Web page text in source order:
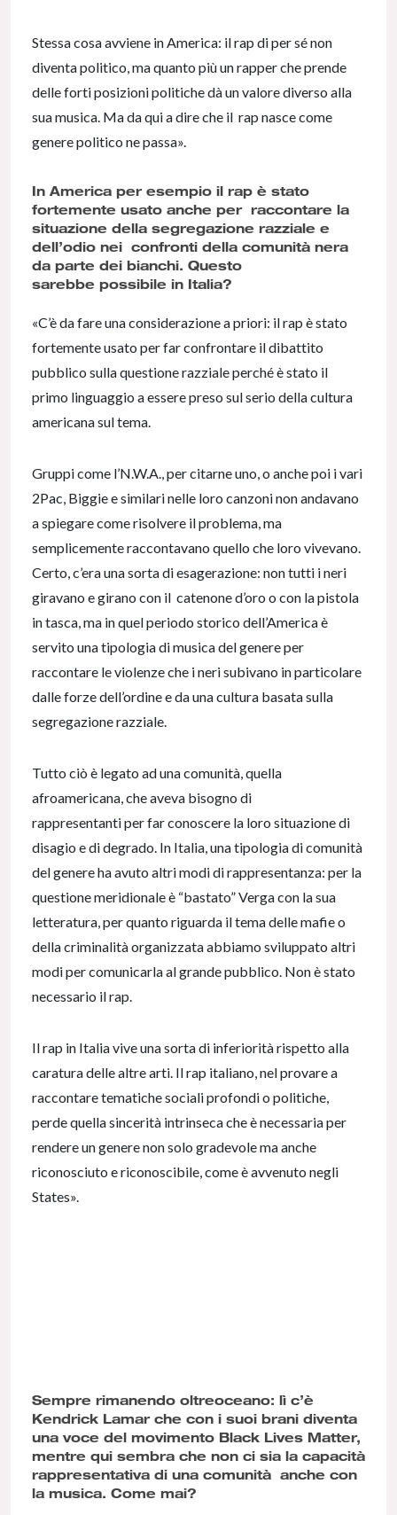
Stessa cosa avviene in America: il rap di per sé non
diventa politico, ma quanto più un rapper che prende
delle forti posizioni politiche dà un valore diverso alla
sua musica. Ma da qui a dire che il rap nasce come
genere politico ne passa».
In America per esempio il rap è stato
fortemente usato anche per raccontare la
situazione della segregazione razziale e
dell’odio nei confronti della comunità nera
da parte dei bianchi. Questo
sarebbe possibile in Italia?
«C’è da fare una considerazione a priori: il rap è stato
fortemente usato per far confrontare il dibattito
pubblico sulla questione razziale perché è stato il
primo linguaggio a essere preso sul serio della cultura
americana sul tema.
Gruppi come l’N.W.A., per citarne uno, o anche poi i vari
2Pac, Biggie e similari nelle loro canzoni non andavano
a spiegare come risolvere il problema, ma
semplicemente raccontavano quello che loro vivevano.
Certo, c’era una sorta di esagerazione: non tutti i neri
giravano e girano con il catenone d’oro o con la pistola
in tasca, ma in quel periodo storico dell’America è
servito una tipologia di musica del genere per
raccontare le violenze che i neri subivano in particolare
dalle forze dell’ordine e da una cultura basata sulla
segregazione razziale.
Tutto ciò è legato ad una comunità, quella
afroamericana, che aveva bisogno di
rappresentanti per far conoscere la loro situazione di
disagio e di degrado. In Italia, una tipologia di comunità
del genere ha avuto altri modi di rappresentanza: per la
questione meridionale è “bastato” Verga con la sua
letteratura, per quanto riguarda il tema delle mafie o
della criminalità organizzata abbiamo sviluppato altri
modi per comunicarla al grande pubblico. Non è stato
necessario il rap.
Il rap in Italia vive una sorta di inferiorità rispetto alla
caratura delle altre arti. Il rap italiano, nel provare a
raccontare tematiche sociali profondi o politiche,
perde quella sincerità intrinseca che è necessaria per
rendere un genere non solo gradevole ma anche
riconosciuto e riconoscibile, come è avvenuto negli
States».
Sempre rimanendo oltreoceano: lì c’è
Kendrick Lamar che con i suoi brani diventa
una voce del movimento Black Lives Matter,
mentre qui sembra che non ci sia la capacità
rappresentativa di una comunità anche con
la musica. Come mai?